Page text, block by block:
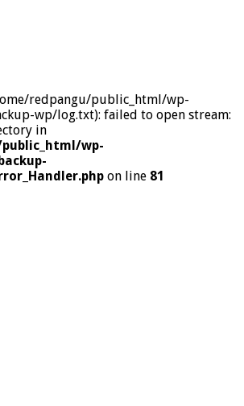
redpangu/public_html/wp-
wp/log.txt): failed to open stream:
in
wp-
on line 81